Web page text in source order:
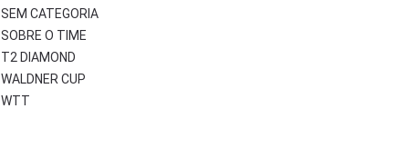
SEM CATEGORIA
SOBRE O TIME
T2 DIAMOND
WALDNER CUP
WTT